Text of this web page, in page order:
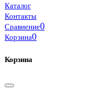
Каталог
Контакты
Сравнение0
Корзина0
Корзина